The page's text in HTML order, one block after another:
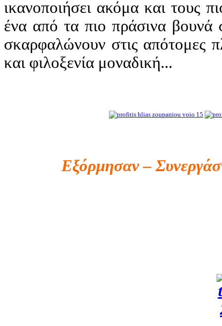
ικανοποιήσει ακόμα και τους
ένα από τα πιο πράσινα βουνά
σκαρφαλώνουν στις απότομες
και φιλοξενία μοναδική...
Εξόρμησαν –